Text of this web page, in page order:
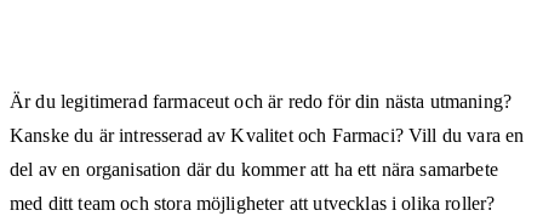
Är du legitimerad farmaceut och är redo för din nästa utmaning?
Kanske du är intresserad av Kvalitet och Farmaci? Vill du vara en
del av en organisation där du kommer att ha ett nära samarbete
med ditt team och stora möjligheter att utvecklas i olika roller?